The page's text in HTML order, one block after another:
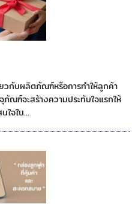
วกับผลิตภัณฑ์หรือการทำให้ลูกค้า
ฑ์จะสร้างความประทับใจแรกให้
จใน...